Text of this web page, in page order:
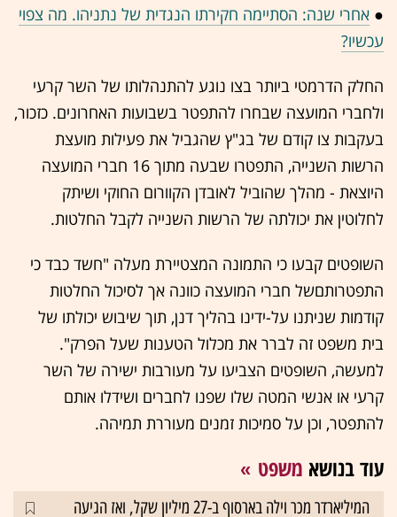
● אחרי שנה: הסתיימה חקירתו הנגדית של נתניהו. מה צפוי
עכשיו?
החלק הדרמטי ביותר בצו נוגע להתנהלותו של השר קרעי
ולחברי המועצה שבחרו להתפטר בשבועות האחרונים. כזכור,
בעקבות צו קודם של בג"ץ שהגביל את פעילות מועצת
הרשות השנייה, התפטרו שבעה מתוך 16 חברי המועצה
היוצאת - מהלך שהוביל לאובדן הקוורום החוקי ושיתק
לחלוטין את יכולתה של הרשות השנייה לקבל החלטות.
השופטים קבעו כי התמונה המצטיירת מעלה "חשד כבד כי
התפטרותםשל חברי המועצה כוונה אך לסיכול החלטות
קודמות שניתנו על-ידינו בהליך דנן, תוך שיבוש יכולתו של
בית משפט זה לברר את מכלול הטענות שעל הפרק".
למעשה, השופטים הצביעו על מעורבות ישירה של השר
קרעי או אנשי המטה שלו שפנו לחברים ושידלו אותם
להתפטר, וכן על סמיכות זמנים מעוררת תמיהה.
עוד בנושא משפט
המיליארדר מכר וילה בארסוף ב-27 מיליון שקל, ואז הגיעה